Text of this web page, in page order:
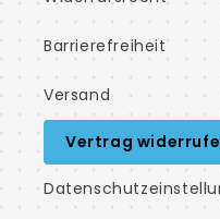
Barrierefreiheit
Versand
Vertrag